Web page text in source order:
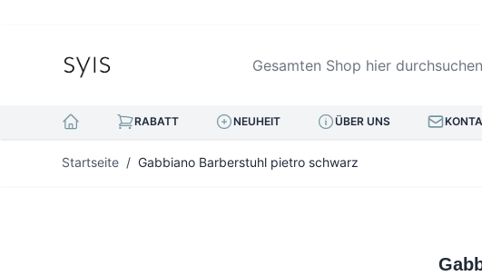
Gesamten Shop hier durchsuchen...
RABATT NEUHEIT ÜBER UNS
Startseite / Gabbiano Barberstuhl pietro schwarz